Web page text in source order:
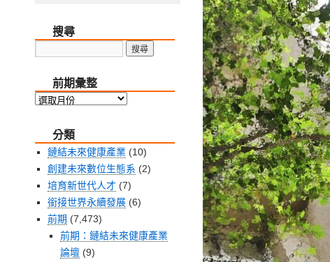
搜尋
前期彙整
前
整
分類
鏈結未來健康產業 (10)
創建未來數位生態系 (2)
培育新世代人才 (7)
銜接世界永續發展 (6)
前期 (7,473)
前期：鏈結未來健康產業
論壇 (9)